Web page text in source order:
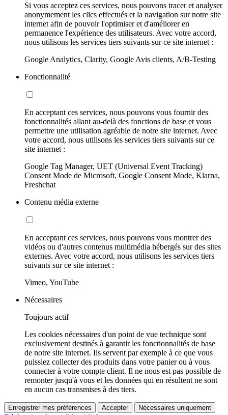
Si vous acceptez ces services, nous pouvons tracer et analyser
anonymement les clics effectués et la navigation sur notre site
internet afin de pouvoir l'optimiser et d'améliorer en
permanence l'expérience des utilisateurs. Avec votre accord,
nous utilisons les services tiers suivants sur ce site internet :
Google Analytics, Clarity, Google Avis clients, A/B-Testing
Fonctionnalité
En acceptant ces services, nous pouvons vous fournir des
fonctionnalités allant au-delà des fonctions de base et vous
permettre une utilisation agréable de notre site internet. Avec
votre accord, nous utilisons les services tiers suivants sur ce
site internet :
Google Tag Manager, UET (Universal Event Tracking)
Consent Mode de Microsoft, Google Consent Mode, Klarna,
Freshchat
Contenu média externe
En acceptant ces services, nous pouvons vous montrer des
vidéos ou d'autres contenus multimédia hébergés sur des sites
externes. Avec votre accord, nous utilisons les services tiers
suivants sur ce site internet :
Vimeo, YouTube
Nécessaires
Toujours actif
Les cookies nécessaires d'un point de vue technique sont
exclusivement destinés à garantir les fonctionnalités de base
de notre site internet. Ils servent par exemple à ce que vous
puissiez collecter des produits dans votre panier ou à vous
connecter à votre compte client. Il ne nous est pas possible de
remonter jusqu'à vous et les données qui en résultent ne sont
en aucun cas transmises à des tiers.
Enregistrer mes préférences Accepter Nécessaires uniquement